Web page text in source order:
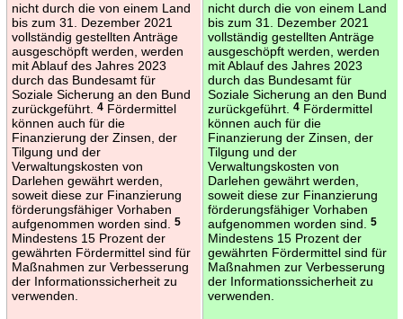
nicht durch die von einem Land
bis zum 31. Dezember 2021
vollständig gestellten Anträge
ausgeschöpft werden, werden
mit Ablauf des Jahres 2023
durch das Bundesamt für
Soziale Sicherung an den Bund
zurückgeführt.
4Fördermittel
können auch für die
Finanzierung der Zinsen, der
Tilgung und der
Verwaltungskosten von
Darlehen gewährt werden,
soweit diese zur Finanzierung
förderungsfähiger Vorhaben
aufgenommen worden sind.
5
Mindestens 15 Prozent der
gewährten Fördermittel sind für
Maßnahmen zur Verbesserung
der Informationssicherheit zu
verwenden.
nicht durch die von einem Land
bis zum 31. Dezember 2021
vollständig gestellten Anträge
ausgeschöpft werden, werden
mit Ablauf des Jahres 2023
durch das Bundesamt für
Soziale Sicherung an den Bund
zurückgeführt.
4Fördermittel
können auch für die
Finanzierung der Zinsen, der
Tilgung und der
Verwaltungskosten von
Darlehen gewährt werden,
soweit diese zur Finanzierung
förderungsfähiger Vorhaben
aufgenommen worden sind.
5
Mindestens 15 Prozent der
gewährten Fördermittel sind für
Maßnahmen zur Verbesserung
der Informationssicherheit zu
verwenden.